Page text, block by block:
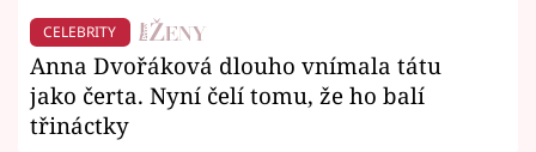
CELEBRITY
Anna Dvořáková dlouho vnímala tátu
jako čerta. Nyní čelí tomu, že ho balí
třináctky